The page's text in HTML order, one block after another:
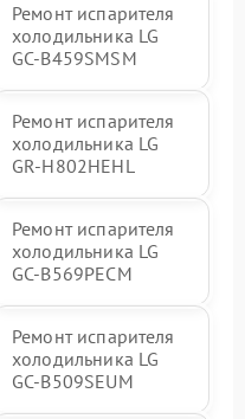
Ремонт испарителя
холодильника LG
GC-B459SMSM
Ремонт испарителя
холодильника LG
GR-H802HEHL
Ремонт испарителя
холодильника LG
GC-B569PECM
Ремонт испарителя
холодильника LG
GC-B509SEUM